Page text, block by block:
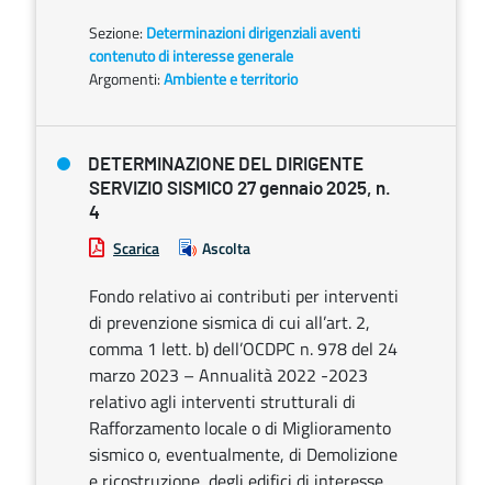
Sezione: Determinazioni dirigenziali aventi
contenuto di interesse generale
Argomenti:Ambiente e territorio
DETERMINAZIONE DEL DIRIGENTE
SERVIZIO SISMICO 27 gennaio 2025, n.
4
Scarica Ascolta
Fondo relativo ai contributi per interventi
di prevenzione sismica di cui all’art. 2,
comma 1 lett. b) dell’OCDPC n. 978 del 24
marzo 2023 – Annualità 2022 -2023
relativo agli interventi strutturali di
Rafforzamento locale o di Miglioramento
sismico o, eventualmente, di Demolizione